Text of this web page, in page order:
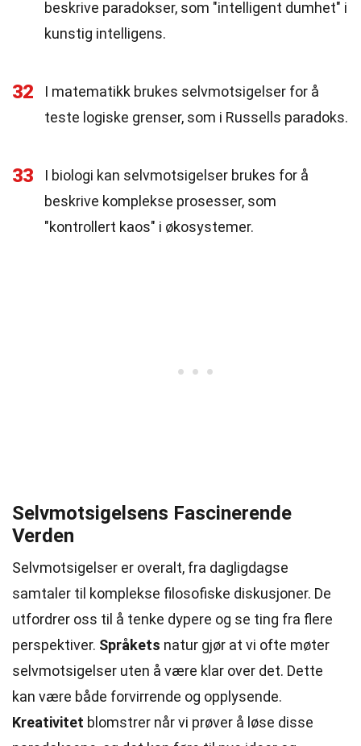
beskrive paradokser, som "intelligent dumhet" i
kunstig intelligens.
32
I matematikk brukes selvmotsigelser for å
teste logiske grenser, som i Russells paradoks.
33
I biologi kan selvmotsigelser brukes for å
beskrive komplekse prosesser, som
"kontrollert kaos" i økosystemer.
Selvmotsigelsens Fascinerende
Verden
Selvmotsigelser er overalt, fra dagligdagse
samtaler til komplekse filosofiske diskusjoner. De
utfordrer oss til å tenke dypere og se ting fra flere
perspektiver. Språkets natur gjør at vi ofte møter
selvmotsigelser uten å være klar over det. Dette
kan være både forvirrende og opplysende.
Kreativitet blomstrer når vi prøver å løse disse